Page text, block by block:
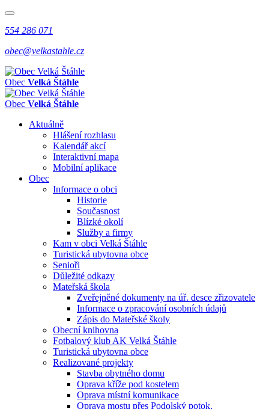
554 286 071
obec@velkastahle.cz
Obec Velká Štáhle
Obec Velká Štáhle
Aktuálně
Hlášení rozhlasu
Kalendář akcí
Interaktivní mapa
Mobilní aplikace
Obec
Informace o obci
Historie
Současnost
Blízké okolí
Služby a firmy
Kam v obci Velká Štáhle
Turistická ubytovna obce
Senioři
Důležité odkazy
Mateřská škola
Zveřejněné dokumenty na úř. desce zřizovatele
Informace o zpracování osobních údajů
Zápis do Mateřské školy
Obecní knihovna
Fotbalový klub AK Velká Štáhle
Turistická ubytovna obce
Realizované projekty
Stavba obytného domu
Oprava kříže pod kostelem
Oprava místní komunikace
Oprava mostu přes Podolský potok.